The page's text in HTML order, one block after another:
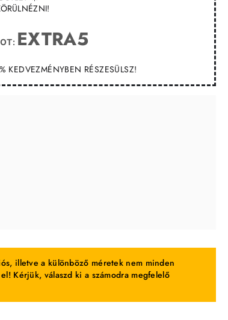
EXTRA5
KEDVEZMÉNYBEN RÉSZESÜLSZ!
illetve a különböző méretek nem minden
Kérjük, válaszd ki a számodra megfelelő